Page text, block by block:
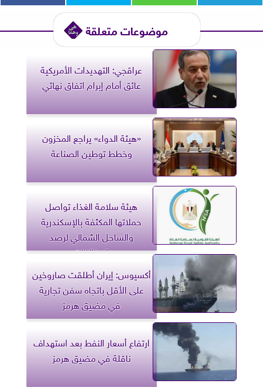
موضوعات متعلقة
عراقجي: التهديدات الأمريكية
عائق أمام إبرام اتفاق نهائي
«هيئة الدواء» يراجع المخزون
وخطط توطين الصناعة
هيئة سلامة الغذاء تواصل
حملاتها المكثفة بالإسكندرية
والساحل الشمالي لرصد
المخالفات
أكسيوس: إيران أطلقت صاروخين
على الأقل باتجاه سفن تجارية
في مضيق هرمز
ارتفاع أسعار النفط بعد استهداف
ناقلة في مضيق هرمز